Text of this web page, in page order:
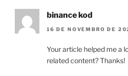
binance kod
16 DE NOVEMBRO DE
Your article helped me a
related content? Thanks!